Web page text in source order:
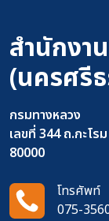
สำนักงา
(นครศรี
กรมทางหลวง
เลขที่ 344 ถ.กะโร
80000
โทรศัพท์
075-